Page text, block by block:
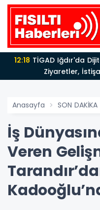
12:18
Ziyaretler,
Anasayfa SON DAKİKA
İş
Veren